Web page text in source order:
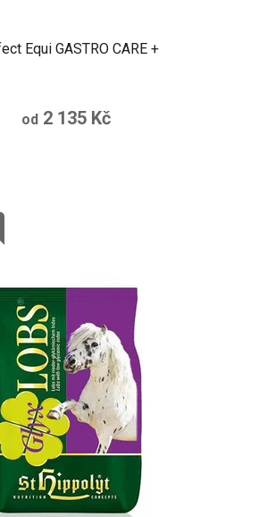
Equi GASTRO CARE +
od 2 135 Kč